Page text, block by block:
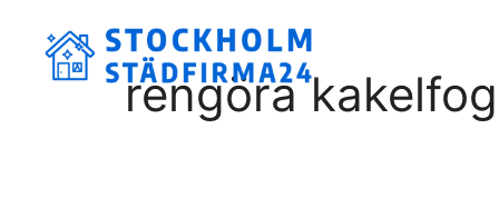
innehåll
rengöra